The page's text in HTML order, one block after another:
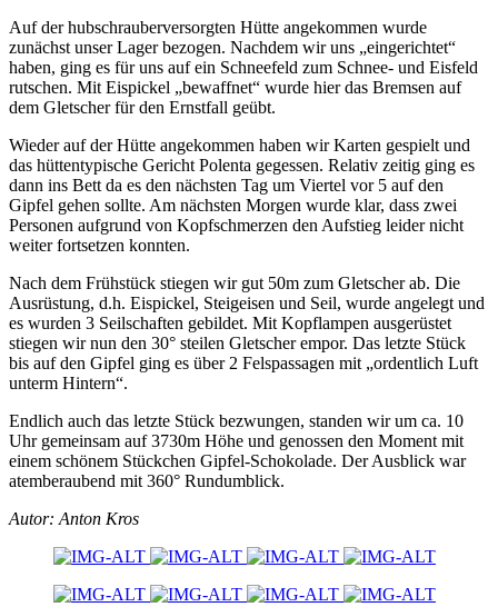
Auf der hubschrauberversorgten Hütte angekommen wurde
zunächst unser Lager bezogen. Nachdem wir uns „eingerichtet“
haben, ging es für uns auf ein Schneefeld zum Schnee- und Eisfeld
rutschen. Mit Eispickel „bewaffnet“ wurde hier das Bremsen auf
dem Gletscher für den Ernstfall geübt.
Wieder auf der Hütte angekommen haben wir Karten gespielt und
das hüttentypische Gericht Polenta gegessen. Relativ zeitig ging es
dann ins Bett da es den nächsten Tag um Viertel vor 5 auf den
Gipfel gehen sollte. Am nächsten Morgen wurde klar, dass zwei
Personen aufgrund von Kopfschmerzen den Aufstieg leider nicht
weiter fortsetzen konnten.
Nach dem Frühstück stiegen wir gut 50m zum Gletscher ab. Die
Ausrüstung, d.h. Eispickel, Steigeisen und Seil, wurde angelegt und
es wurden 3 Seilschaften gebildet. Mit Kopflampen ausgerüstet
stiegen wir nun den 30° steilen Gletscher empor. Das letzte Stück
bis auf den Gipfel ging es über 2 Felspassagen mit „ordentlich Luft
unterm Hintern“.
Endlich auch das letzte Stück bezwungen, standen wir um ca. 10
Uhr gemeinsam auf 3730m Höhe und genossen den Moment mit
einem schönem Stückchen Gipfel-Schokolade. Der Ausblick war
atemberaubend mit 360° Rundumblick.
Autor: Anton Kros